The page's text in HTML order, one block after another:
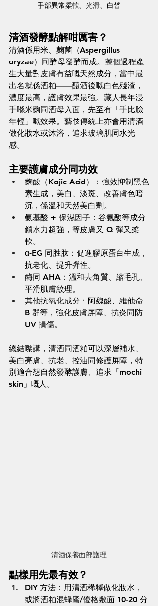
手部異常柔軟、光滑、白皙
清酒發酵點解咁厲害？
清酒係用米、麴菌（Aspergillus
oryzae）同酵母發酵而成。整個過程產
生大量對皮膚有益嘅天然成分，當中最
出名就係酒粕——釀酒後嘅白色殘渣，
濃度最高，護膚效果最強。藏人長年浸
手喺米麴同酒母入面，先至有「手比臉
年輕」嘅效果。藝伎傳統上亦會用清酒
做化妝水或沐浴，追求玻璃肌同水光
感。
主要護膚成分同功效
麴酸（Kojic Acid）：強效抑制黑色
素生成，美白、淡斑、改善膚色暗
沉，係溫和天然美白劑。
氨基酸 + 保濕因子：谷氨酸等成分
鎖水力超強，等皮膚又 Q 彈又柔
軟。
α-EG 同胜肽：促進膠原蛋白生成，
抗老化、提升彈性。
酶同 AHA：溫和去角質、縮毛孔、
平滑肌膚紋理。
其他抗氧化成分：阿魏酸、維他命
B 群等，強化皮膚屏障、抗炎同防
UV 損傷。
總結嚟講，清酒同酒粕可以深層補水、
美白亮膚、抗老、控油同修護屏障，特
別適合想自然發酵護膚、追求「mochi
skin」嘅人。
清酒保養面部護理
點樣用先最有效？
DIY 方法：用清酒稀釋做化妝水，
或將酒粕混蜂蜜/優格敷面 10-20 分